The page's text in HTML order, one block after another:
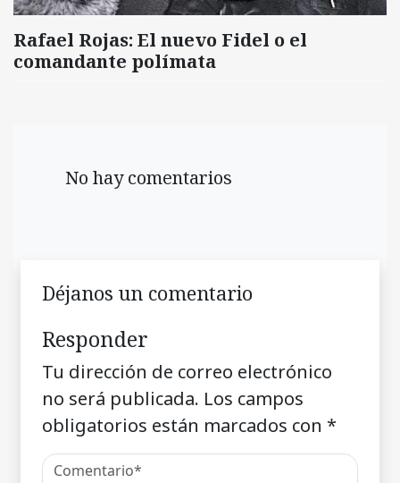
Rafael Rojas: El nuevo Fidel o el
comandante polímata
No hay comentarios
Déjanos un comentario
Responder
Tu dirección de correo electrónico
no será publicada. Los campos
obligatorios están marcados con *